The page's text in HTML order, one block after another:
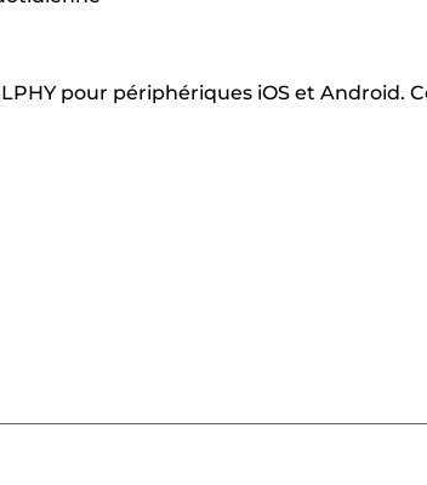
pour périphériques iOS et